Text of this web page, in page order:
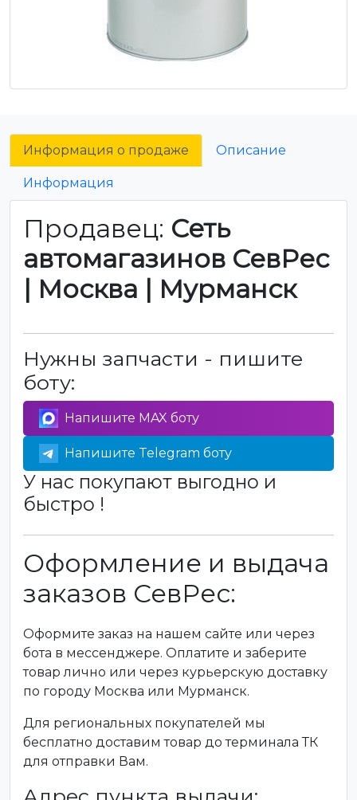
Информация о продаже Описание
Информация
Продавец: Сеть
автомагазинов СевРес
| Москва | Мурманск
Нужны запчасти - пишите
боту:
Напишите MAX боту
Напишите Telegram боту
У нас покупают выгодно и
быстро !
Оформление и выдача
заказов СевРес:
Оформите заказ на нашем сайте или через
бота в мессенджере. Оплатите и заберите
товар лично или через курьерскую доставку
по городу Москва или Мурманск.
Для региональных покупателей мы
бесплатно доставим товар до терминала ТК
для отправки Вам.